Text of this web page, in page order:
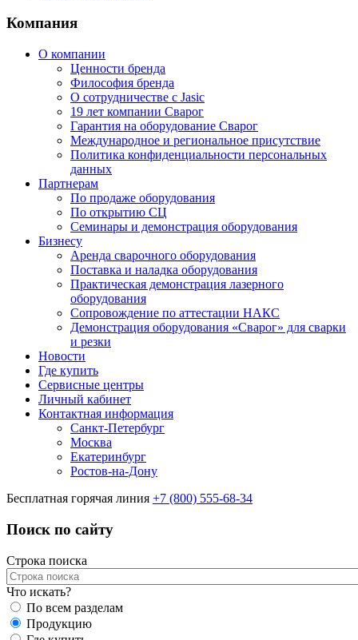
Компания
О компании
Ценности бренда
Философия бренда
О сотрудничестве с Jasic
19 лет компании Сварог
Гарантия на оборудование Сварог
Международное и региональное присутствие
Политика конфиденциальности персональных
данных
Партнерам
По продаже оборудования
По открытию СЦ
Семинары и демонстрация оборудования
Бизнесу
Аренда сварочного оборудования
Поставка и наладка оборудования
Практическая демонстрация лазерного
оборудования
Сопровождение по аттестации НАКС
Демонстрация оборудования «Сварог» для сварки
и резки
Новости
Где купить
Сервисные центры
Личный кабинет
Контактная информация
Санкт-Петербург
Москва
Екатеринбург
Ростов-на-Дону
Бесплатная горячая линия +7 (800) 555-68-34
Поиск по сайту
Строка поиска
Что искать?
По всем разделам
Продукцию